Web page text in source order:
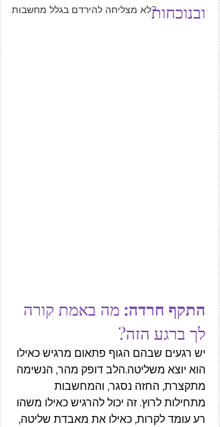
לא מצליחה להירדם בגלל מחשבות?
ובנוכחות
התקף חרדה: מה באמת קורה
לך ברגע הזה?
יש רגעים שבהם הגוף פתאום מרגיש כאילו
הוא יוצא משליטה.הלב דופק מהר, הנשימה
מתקצרת, החזה נסגר, והמחשבות
מתחילות לרוץ. זה יכול להרגיש כאילו משהו
רע עומד לקרות, כאילו את מאבדת שליטה,